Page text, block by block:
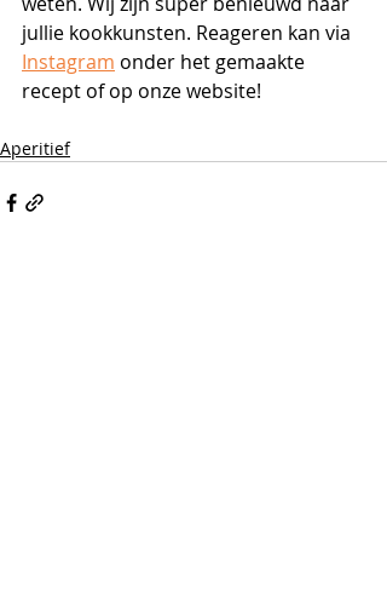
jullie kookkunsten. Reageren kan via
Instagram onder het gemaakte
recept of op onze website!
Aperitief